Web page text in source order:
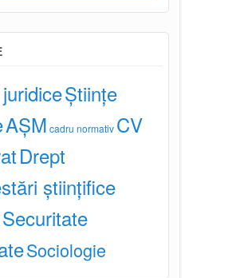
Științe
AȘM cadru normativ CV
Drept
științifice
Securitate
Sociologie